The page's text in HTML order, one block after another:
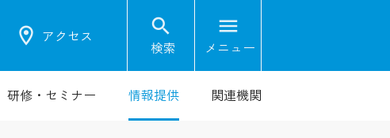
location_on アクセス search
検索
menu
メニュー
研修・セミナー 情報提供 関連機関